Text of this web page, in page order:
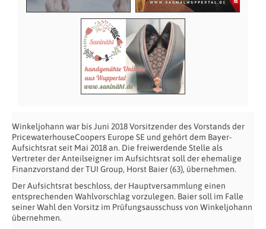
Winkeljohann war bis Juni 2018 Vorsitzender des Vorstands der
PricewaterhouseCoopers Europe SE und gehört dem Bayer-
Aufsichtsrat seit Mai 2018 an. Die freiwerdende Stelle als
Vertreter der Anteilseigner im Aufsichtsrat soll der ehemalige
Finanzvorstand der TUI Group, Horst Baier (63), übernehmen.
Der Aufsichtsrat beschloss, der Hauptversammlung einen
entsprechenden Wahlvorschlag vorzulegen. Baier soll im Falle
seiner Wahl den Vorsitz im Prüfungsausschuss von Winkeljohann
übernehmen.